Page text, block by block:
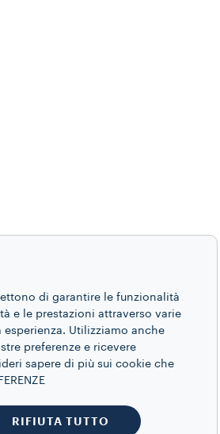
di garantire le funzionalità
e le prestazioni attraverso varie
Utilizziamo anche
preferenze e ricevere
sapere di più sui cookie che
RIFIUTA TUTTO